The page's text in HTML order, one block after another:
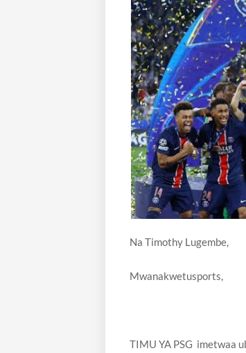
Na Timothy Lugembe,
Mwanakwetusports,
TIMU YA PSG imetwaa